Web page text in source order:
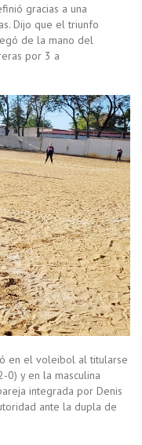
gracias a una
Dijo que el triunfo
de la mano del
por 3 a
en el voleibol al titularse
0) y en la masculina
integrada por Denis
ante la dupla de